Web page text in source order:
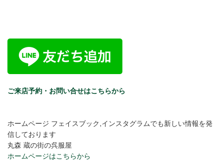
ご来店予約・お問い合せはこちらから
ホームページ フェイスブック,インスタグラムでも新しい情報を発
信しております
丸森 蔵の街の呉服屋
ホームページはこちらから